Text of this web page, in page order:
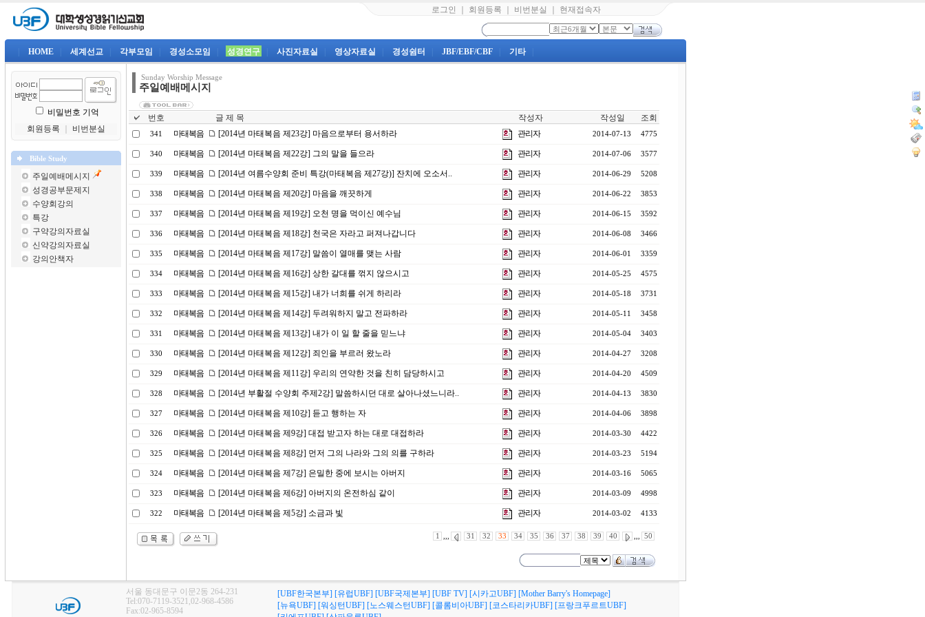
로그인 회원등록 비번분실 현재접속자
HOME 세계선교 각부모임 경성소모임 성경연구 사진자료실 영상자료실 경성쉼터 JBF/EBF/CBF 기타
비밀번호 기억
회원등록
비번분실
Bible Study
주일예배메시지
성경공부문제지
수양회강의
특강
구약강의자료실
신약강의자료실
강의안책자
Sunday Worship Message
주일예배메시지
번호 글 제 목 작성자 작성일 조회
341 마태복음 [2014년 마태복음 제23강] 마음으로부터 용서하라 관리자 2014-07-13 4775
340 마태복음 [2014년 마태복음 제22강] 그의 말을 들으라 관리자 2014-07-06 3577
339 마태복음 [2014년 여름수양회 준비 특강(마태복음 제27강)] 잔치에 오소서.. 관리자 2014-06-29 5208
338 마태복음 [2014년 마태복음 제20강] 마음을 깨끗하게 관리자 2014-06-22 3853
337 마태복음 [2014년 마태복음 제19강] 오천 명을 먹이신 예수님 관리자 2014-06-15 3592
336 마태복음 [2014년 마태복음 제18강] 천국은 자라고 퍼져나갑니다 관리자 2014-06-08 3466
335 마태복음 [2014년 마태복음 제17강] 말씀이 열매를 맺는 사람 관리자 2014-06-01 3359
334 마태복음 [2014년 마태복음 제16강] 상한 갈대를 꺾지 않으시고 관리자 2014-05-25 4575
333 마태복음 [2014년 마태복음 제15강] 내가 너희를 쉬게 하리라 관리자 2014-05-18 3731
332 마태복음 [2014년 마태복음 제14강] 두려워하지 말고 전파하라 관리자 2014-05-11 3458
331 마태복음 [2014년 마태복음 제13강] 내가 이 일 할 줄을 믿느냐 관리자 2014-05-04 3403
330 마태복음 [2014년 마태복음 제12강] 죄인을 부르러 왔노라 관리자 2014-04-27 3208
329 마태복음 [2014년 마태복음 제11강] 우리의 연약한 것을 친히 담당하시고 관리자 2014-04-20 4509
328 마태복음 [2014년 부활절 수양회 주제2강] 말씀하시던 대로 살아나셨느니라.. 관리자 2014-04-13 3830
327 마태복음 [2014년 마태복음 제10강] 듣고 행하는 자 관리자 2014-04-06 3898
326 마태복음 [2014년 마태복음 제9강] 대접 받고자 하는 대로 대접하라 관리자 2014-03-30 4422
325 마태복음 [2014년 마태복음 제8강] 먼저 그의 나라와 그의 의를 구하라 관리자 2014-03-23 5194
324 마태복음 [2014년 마태복음 제7강] 은밀한 중에 보시는 아버지 관리자 2014-03-16 5065
323 마태복음 [2014년 마태복음 제6강] 아버지의 온전하심 같이 관리자 2014-03-09 4998
322 마태복음 [2014년 마태복음 제5강] 소금과 빛 관리자 2014-03-02 4133
1 ,,, 31 32 33 34 35 36 37 38 39 40 ,,, 50
서울 동대문구 이문2동 264-231
Tel:070-7119-3521,02-968-4586
Fax:02-965-8594
[UBF한국본부] [유럽UBF] [UBF국제본부] [UBF TV] [시카고UBF] [Mother Barry's Homepage]
[뉴욕UBF] [워싱턴UBF] [노스웨스턴UBF] [콜롬비아UBF] [코스타리카UBF] [프랑크푸르트UBF]